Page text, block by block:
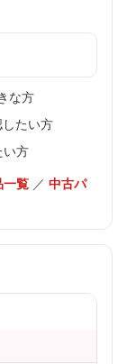
な方
たい方
い方
一覧 ／ 中古パ